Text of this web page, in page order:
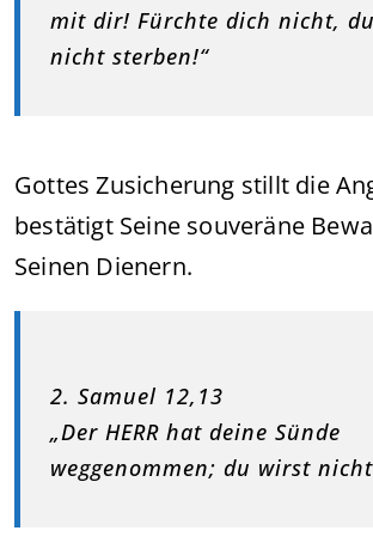
mit dir! Fürchte dich nicht,
nicht sterben!“
Gottes Zusicherung stillt die
bestätigt Seine souveräne
Seinen Dienern.
2. Samuel 12,13
„Der HERR hat deine Sünde
weggenommen; du wirst